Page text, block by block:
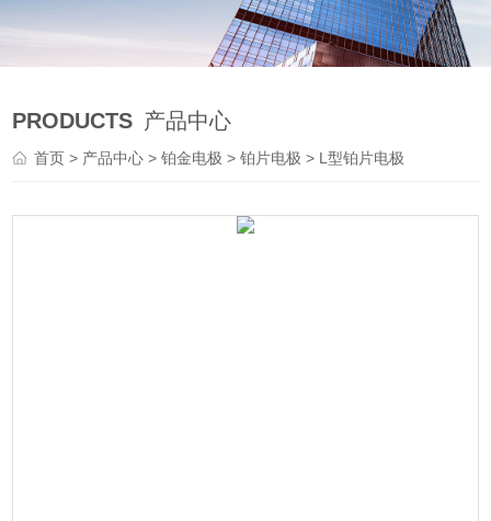
PRODUCTS 产品中心
首页> 产品中心 >铂金电极 >铂片电极 > L型铂片电极